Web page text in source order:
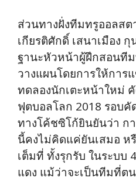
ส่วนทางฝั่งทีมทรูออลสต
เกียรติศักดิ์ เสนาเมือง
ฐานะหัวหน้าผู้ฝึกสอนที
วางแผนโดยการให้การ
ทดลองนักเตะหน้าใหม่
ฟุตบอลโลก 2018 รอบ
ทางโค้ชซิโก้ยินยันว่า ก
นี้คงไม่คิดแค่ยันเสมอ ห
เต็มที่ ทั้งรุกรับ ในระบบ
แดง แม้ว่าจะเป็นทีมที่ต